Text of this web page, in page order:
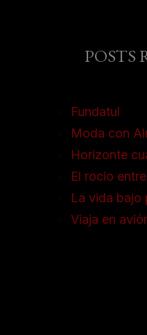
POSTS
Fundatul
Moda con
Horizonte
El rocio
La vida bajo
Viaja en